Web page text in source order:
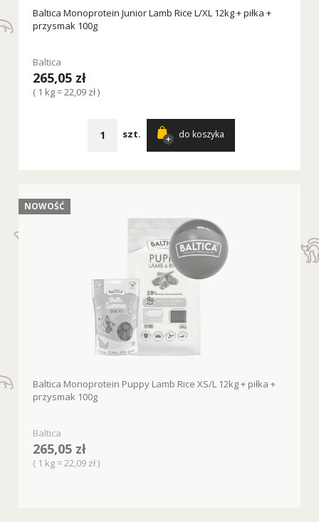
Baltica Monoprotein Junior Lamb Rice L/XL 12kg + piłka +
przysmak 100g
Baltica
265,05 zł
( 1 kg = 22,09 zł )
szt. do koszyka
Baltica Monoprotein Puppy Lamb Rice XS/L 12kg + piłka +
przysmak 100g
Baltica
265,05 zł
( 1 kg = 22,09 zł )
NOWOŚĆ